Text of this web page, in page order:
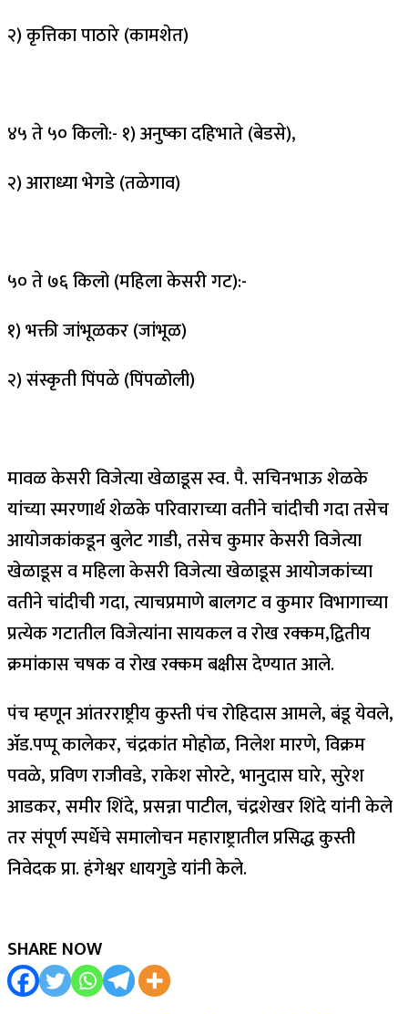
२) कृत्तिका पाठारे (कामशेत)
४५ ते ५० किलो:- १) अनुष्का दहिभाते (बेडसे),
२) आराध्या भेगडे (तळेगाव)
५० ते ७६ किलो (महिला केसरी गट):-
१) भक्ती जांभूळकर (जांभूळ)
२) संस्कृती पिंपळे (पिंपळोली)
मावळ केसरी विजेत्या खेळाडूस स्व. पै. सचिनभाऊ शेळके
यांच्या स्मरणार्थ शेळके परिवाराच्या वतीने चांदीची गदा तसेच
आयोजकांकडून बुलेट गाडी, तसेच कुमार केसरी विजेत्या
खेळाडूस व महिला केसरी विजेत्या खेळाडूस आयोजकांच्या
वतीने चांदीची गदा, त्याचप्रमाणे बालगट व कुमार विभागाच्या
प्रत्येक गटातील विजेत्यांना सायकल व रोख रक्कम,द्वितीय
क्रमांकास चषक व रोख रक्कम बक्षीस देण्यात आले.
पंच म्हणून आंतरराष्ट्रीय कुस्ती पंच रोहिदास आमले, बंडू येवले,
ॲड.पप्पू कालेकर, चंद्रकांत मोहोळ, निलेश मारणे, विक्रम
पवळे, प्रविण राजीवडे, राकेश सोरटे, भानुदास घारे, सुरेश
आडकर, समीर शिंदे, प्रसन्ना पाटील, चंद्रशेखर शिंदे यांनी केले
तर संपूर्ण स्पर्धेचे समालोचन महाराष्ट्रातील प्रसिद्ध कुस्ती
निवेदक प्रा. हंगेश्वर धायगुडे यांनी केले.
SHARE NOW